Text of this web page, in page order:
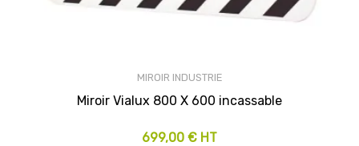
MIROIR INDUSTRIE
Miroir Vialux 800 X 600 incassable
699,00 € HT